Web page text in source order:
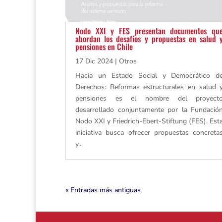
Nodo XXI y FES presentan documentos
abordan los desafíos y propuestas en salud
pensiones en Chile
17 Dic 2024 | Otros
Hacia un Estado Social y Democrático
Derechos: Reformas estructurales en salud
pensiones es el nombre del
desarrollado conjuntamente por la Fundación
Nodo XXI y Friedrich-Ebert-Stiftung (FES).
iniciativa busca ofrecer propuestas concretas
y...
« Entradas más antiguas